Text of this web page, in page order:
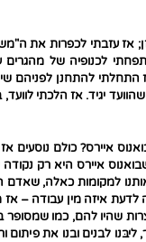
אז עזבתי לכפרות את
לכנופיה של מהגרים
להתחנן לפניהם
יגיד. אז הלכתי
איירס? כולם נוסעים
איירס היא רק
אותנו למקומות כאלה,
לדעת איזה מין עבודה –
שהיו להם, כמו
לבנים ובנו את